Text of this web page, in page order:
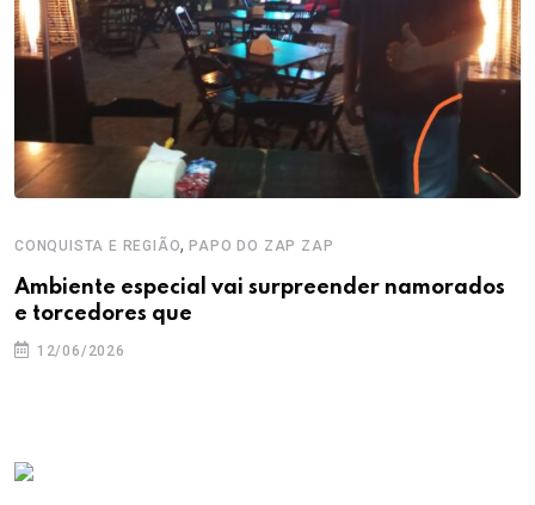
CONQUISTA E REGIÃO,PAPO DO ZAP ZAP
Ambiente especial vai surpreender namorados
e torcedores que
12/06/2026